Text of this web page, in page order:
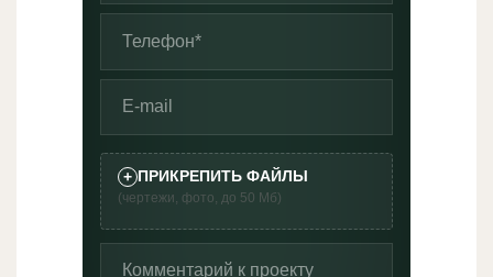
+ ПРИКРЕПИТЬ ФАЙЛЫ
(чертежи, фото, до 50 Мб)